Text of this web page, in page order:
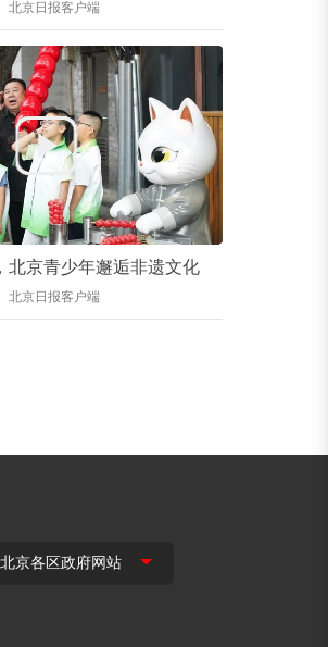
北京日报客户端
北京青少年邂逅非遗文化
北京日报客户端